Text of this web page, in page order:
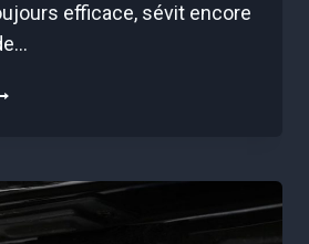
efficace, sévit encore